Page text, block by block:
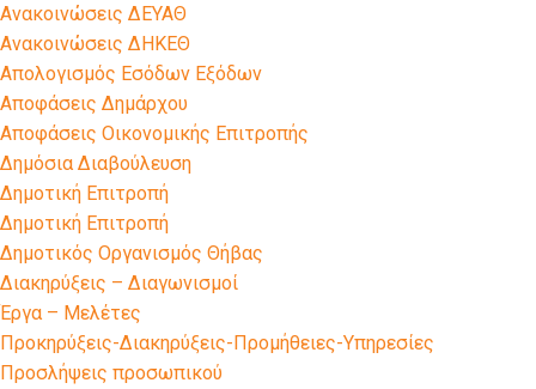
Ανακοινώσεις ΔΕΥΑΘ
Ανακοινώσεις ΔΗΚΕΘ
Απολογισμός Εσόδων Εξόδων
Αποφάσεις Δημάρχου
Αποφάσεις Οικονομικής Επιτροπής
Δημόσια Διαβούλευση
Δημοτική Επιτροπή
Δημοτική Επιτροπή
Δημοτικός Οργανισμός Θήβας
Διακηρύξεις – Διαγωνισμοί
Έργα – Μελέτες
Προκηρύξεις-Διακηρύξεις-Προμήθειες-Υπηρεσίες
Προσλήψεις προσωπικού